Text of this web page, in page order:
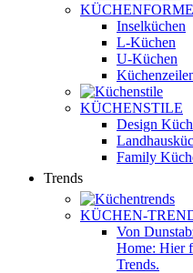
Inselküchen
L-Küchen
U-Küchen
KÜCHENSTILE
Design
Family
Trends
KÜCHEN-
Von
Home: Hier
Trends.